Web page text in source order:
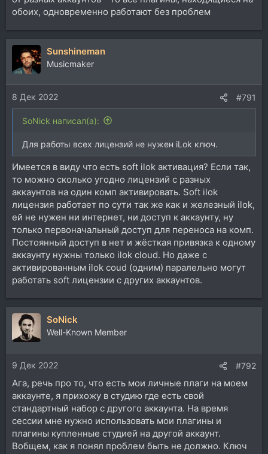
обоих, одновременно работают без проблем
Sunshineman
Musicmaker
8 Дек 2022 #791
SoNick написал(а):
Для работы всех лицензий не нужен iLok ключ.
Имеется в виду что есть soft ilok активация? Если так,
то можно сколько угодно лицензий с разных
аккаунтов на один комп активировать. Soft ilok
лицензия работает по сути так же как и железный ilok,
ей не нужен ни интернет, ни доступ к аккаунту, ну
только первоначальный доступ для переноса на комп.
Постоянный доступ в нет и жёсткая привязка к одному
аккаунту нужны только ilok cloud. Но даже с
активированным ilok coud (одним) паралельно могут
работать soft лицензии с других аккаунтов.
SoNick
Well-Known Member
9 Дек 2022 #792
Ага, речь про то, что есть мои личные плаги на моем
аккаунте, я прихожу в студию где есть свой
стандартный набор с другого аккаунта. На время
сессии мне нужно использовать мои плагины и
плагины купленные студией на другой аккаунт.
Вобщем, как я понял проблем быть не должно. Ключ